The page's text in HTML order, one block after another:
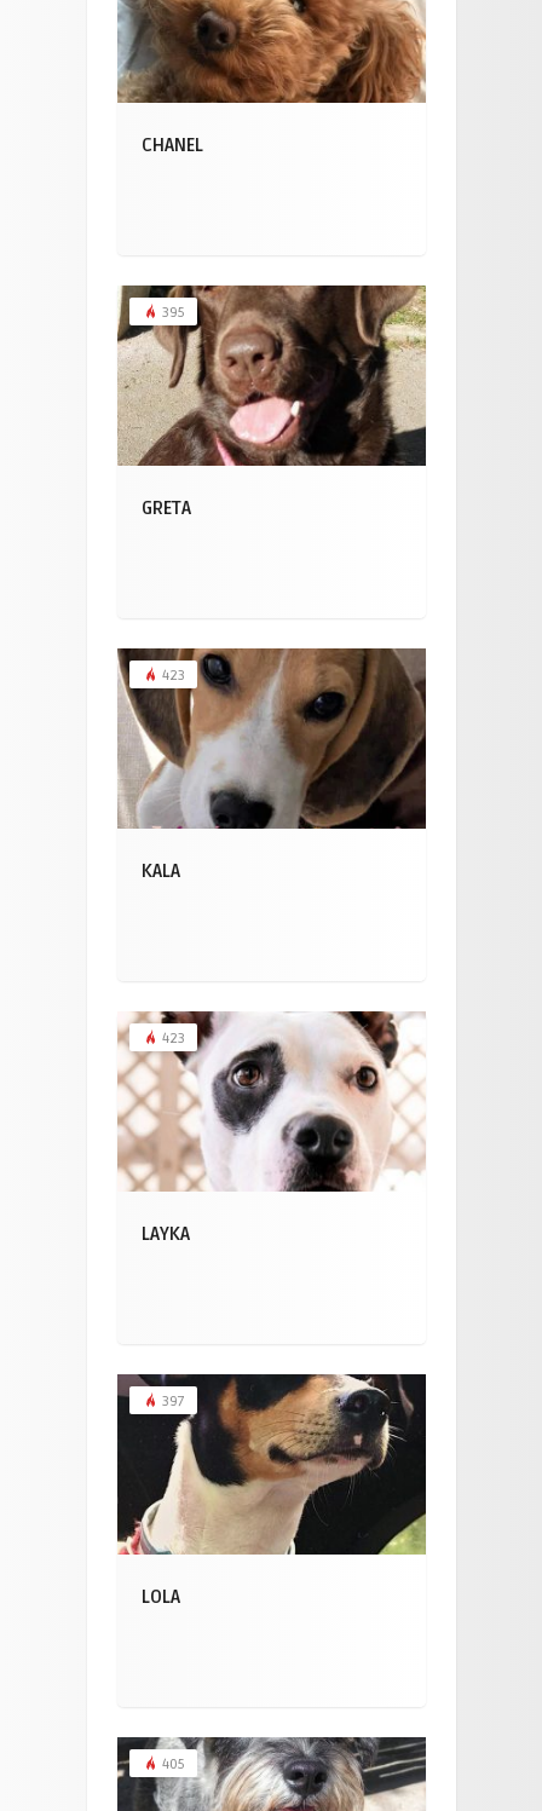
CHANEL
395
GRETA
423
KALA
423
LAYKA
397
LOLA
405